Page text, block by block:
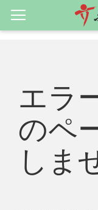
エラ
のペ
しま